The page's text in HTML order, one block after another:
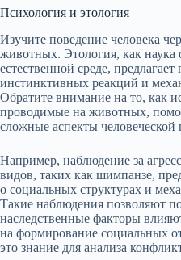
Психология и этология
Изучите поведение человека
животных. Этология, как
естественной среде,
инстинктивных реакций и
Обратите внимание на то, как
проводимые на животных,
сложные аспекты человеческой
Например, наблюдение за
видов, таких как шимпанзе,
о социальных структурах и
Такие наблюдения позволяют
наследственные факторы
на формирование социальных
это знание для анализа